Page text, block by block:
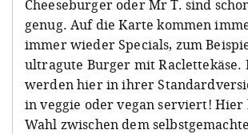
Cheeseburger oder Mr T. sind
genug. Auf die Karte kommen
immer wieder Specials, zum
ultragute Burger mit Raclettekäse.
werden hier in ihrer
in veggie oder vegan serviert! Hier
Wahl zwischen dem